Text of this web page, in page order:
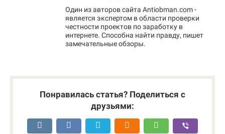
Один из авторов сайта Antiobman.com -
является экспертом в области проверки
честности проектов по заработку в
интернете. Способна найти правду, пишет
замечательные обзоры.
Понравилась статья? Поделиться с
друзьями: